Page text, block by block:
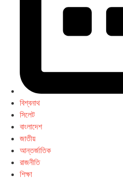
বিশ্বনাথ
সিলেট
বাংলাদেশ
জাতীয়
আন্তর্জাতিক
রাজনীতি
শিক্ষা